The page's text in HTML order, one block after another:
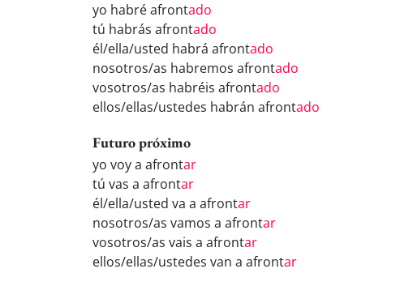
yo habré afrontado
tú habrás afrontado
él/ella/usted habrá afrontado
nosotros/as habremos afrontado
vosotros/as habréis afrontado
ellos/ellas/ustedes habrán afrontado
Futuro próximo
yo voy a afrontar
tú vas a afrontar
él/ella/usted va a afrontar
nosotros/as vamos a afrontar
vosotros/as vais a afrontar
ellos/ellas/ustedes van a afrontar